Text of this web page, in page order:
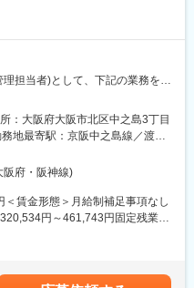
クのタイムラインを確実に守り
て業務を遂行することができま
、全社共有専門研修など、社員
し誰もが成長できる多種多様な
事業の成長に貢献する」、「プ
に、EPSグループ内の他職種へ
担当者)として、下記の業務を行
報業務
理業務
カル案件）の評価
（案）の作成
籍しております。当社のPV部門
：大阪府大阪市北区中之島3丁目
地最寄駅：京阪中之島線／渡辺
変更の範囲：会社の定める事業
阪府・阪神線)
賃金形態＞月給制補足事項なし
円～461,743円固定残業手
となっており、経験・能力・前職